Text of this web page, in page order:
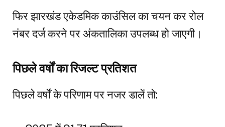
फिर झारखंड एकेडमिक काउंसिल का चयन कर रोल
नंबर दर्ज करने पर अंकतालिका उपलब्ध हो जाएगी।
पिछले वर्षों का रिजल्ट प्रतिशत
पिछले वर्षों के परिणाम पर नजर डालें तो: